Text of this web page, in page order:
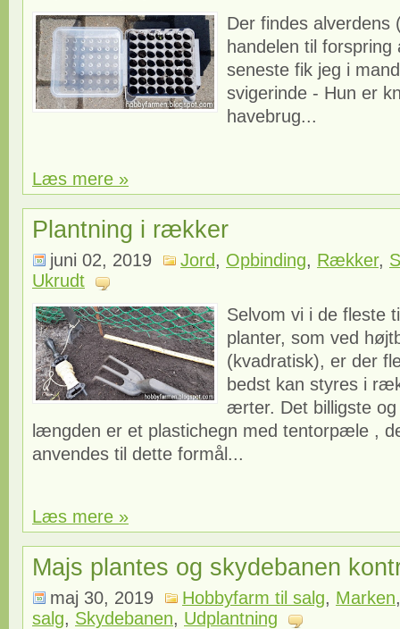
Der findes alverdens
handelen til forspring
seneste fik jeg i
svigerinde - Hun er
havebrug...
Læs mere »
Plantning i rækker
juni 02, 2019 Jord, Opbinding, Rækker,
Ukrudt
Selvom vi i de fleste
planter, som ved
(kvadratisk), er der
bedst kan styres i
ærter. Det billigste
længden er et plastichegn med tentorpæle ,
anvendes til dette formål...
Læs mere »
Majs plantes og skydebanen
maj 30, 2019 Hobbyfarm til salg, Marken
salg, Skydebanen, Udplantning